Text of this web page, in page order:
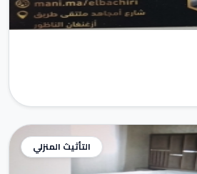
التأثيث المنزلي